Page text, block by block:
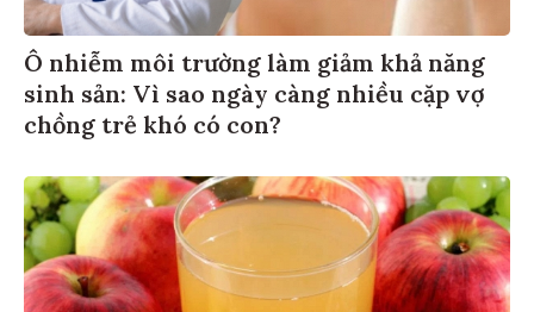
Ô nhiễm môi trường làm giảm khả năng
sinh sản: Vì sao ngày càng nhiều cặp vợ
chồng trẻ khó có con?